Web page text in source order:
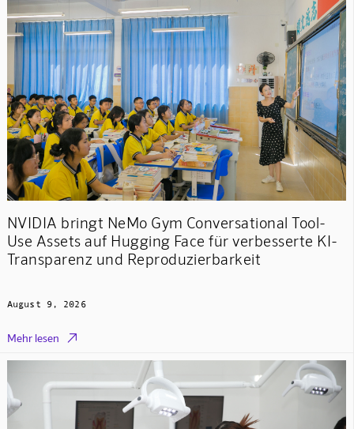
NVIDIA bringt NeMo Gym Conversational Tool-
Use Assets auf Hugging Face für verbesserte KI-
Transparenz und Reproduzierbarkeit
August 9, 2026
Mehr lesen 